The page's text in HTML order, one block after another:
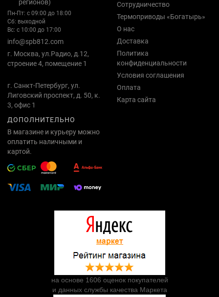
регионов)
Пн-Пт: с 09:00 до 18:00
Сб: выходной
Вс: с 10:00 до 17:00
info@spb812.com
г. Москва, ул.Радио, д.12,
строение 4, помещение 1
г. Санкт-Петербург, ул.
Лиговский проспект, д. 50, к.
3, офис 1
Сотрудничество
Термоприводы «Богатырь»
О нас
Доставка
Политика
конфиденциальности
Условия соглашения
Оплата
Карта сайта
ДОПОЛНИТЕЛЬНО
В магазине и курьеру можно
оплатить наличными и
картой.
на основе 1606 оценок покупателей
и данных службы качества Маркета